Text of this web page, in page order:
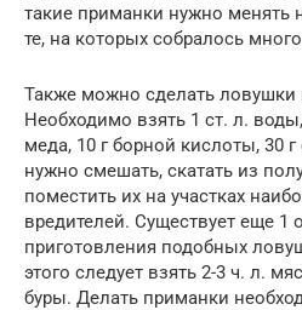
такие приманки нужно менять
те, на которых собралось
Также можно сделать ловушки
Необходимо взять 1 ст. л.
меда, 10 г борной кислоты, 30
нужно смешать, скатать из
поместить их на участках
вредителей. Существует еще 1
приготовления подобных
этого следует взять 2-3 ч. л.
буры. Делать приманки